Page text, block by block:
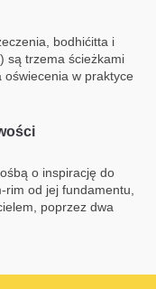
bodhićitta i
są trzema ścieżkami
oświecenia w praktyce
o inspirację do
od jej fundamentu,
poprzez dwa